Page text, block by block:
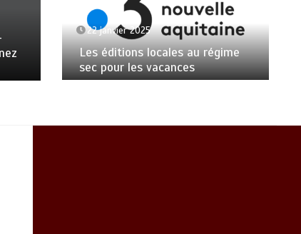
22 janvier 2025
Les éditions locales au régime
sec pour les vacances